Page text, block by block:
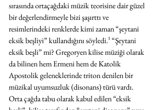
sırasında ortaçağdaki müzik teorisine dair güzel
bir değerlendirmeyle bizi şaşırttı ve
resimlerindeki renklerde kimi zaman “şeytani
eksik beşliyi” kullandığını söyledi.¹ “Şeytani
eksik beşli” mi? Gregoryen kilise müziği olarak
da bilinen hem Ermeni hem de Katolik
Apostolik geleneklerinde triton denilen bir
müzikal uyumsuzluk (disonans) türü vardı.
Orta çağda tabu olarak kabul edilen “eksik